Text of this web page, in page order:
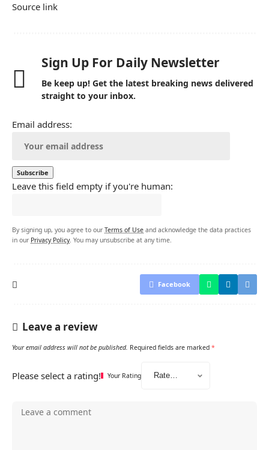
Source link
Sign Up For Daily Newsletter
Be keep up! Get the latest breaking news delivered
straight to your inbox.
Email address:
Leave this field empty if you're human:
By signing up, you agree to our Terms of Use and acknowledge the data practices
in our Privacy Policy. You may unsubscribe at any time.
Facebook
Leave a review
Your email address will not be published. Required fields are marked *
Please select a rating! Your Rating